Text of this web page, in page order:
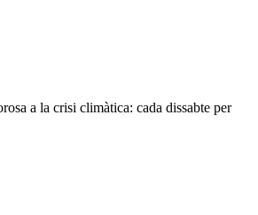
a la crisi climàtica: cada dissabte per